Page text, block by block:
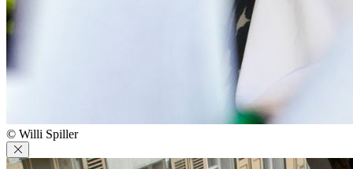
© Willi Spiller